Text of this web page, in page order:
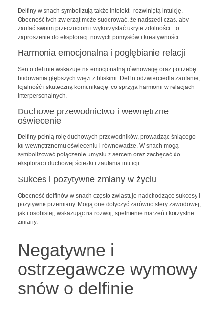
Delfiny w snach symbolizują także intelekt i rozwiniętą intuicję.
Obecność tych zwierząt może sugerować, że nadszedł czas, aby
zaufać swoim przeczuciom i wykorzystać ukryte zdolności. To
zaproszenie do eksploracji nowych pomysłów i kreatywności.
Harmonia emocjonalna i pogłębianie relacji
Sen o delfinie wskazuje na emocjonalną równowagę oraz potrzebę
budowania głębszych więzi z bliskimi. Delfin odzwierciedla zaufanie,
lojalność i skuteczną komunikację, co sprzyja harmonii w relacjach
interpersonalnych.
Duchowe przewodnictwo i wewnętrzne
oświecenie
Delfiny pełnią rolę duchowych przewodników, prowadząc śniącego
ku wewnętrznemu oświeceniu i równowadze. W snach mogą
symbolizować połączenie umysłu z sercem oraz zachęcać do
eksploracji duchowej ścieżki i zaufania intuicji.
Sukces i pozytywne zmiany w życiu
Obecność delfinów w snach często zwiastuje nadchodzące sukcesy i
pozytywne przemiany. Mogą one dotyczyć zarówno sfery zawodowej,
jak i osobistej, wskazując na rozwój, spełnienie marzeń i korzystne
zmiany.
Negatywne i
ostrzegawcze wymowy
snów o delfinie